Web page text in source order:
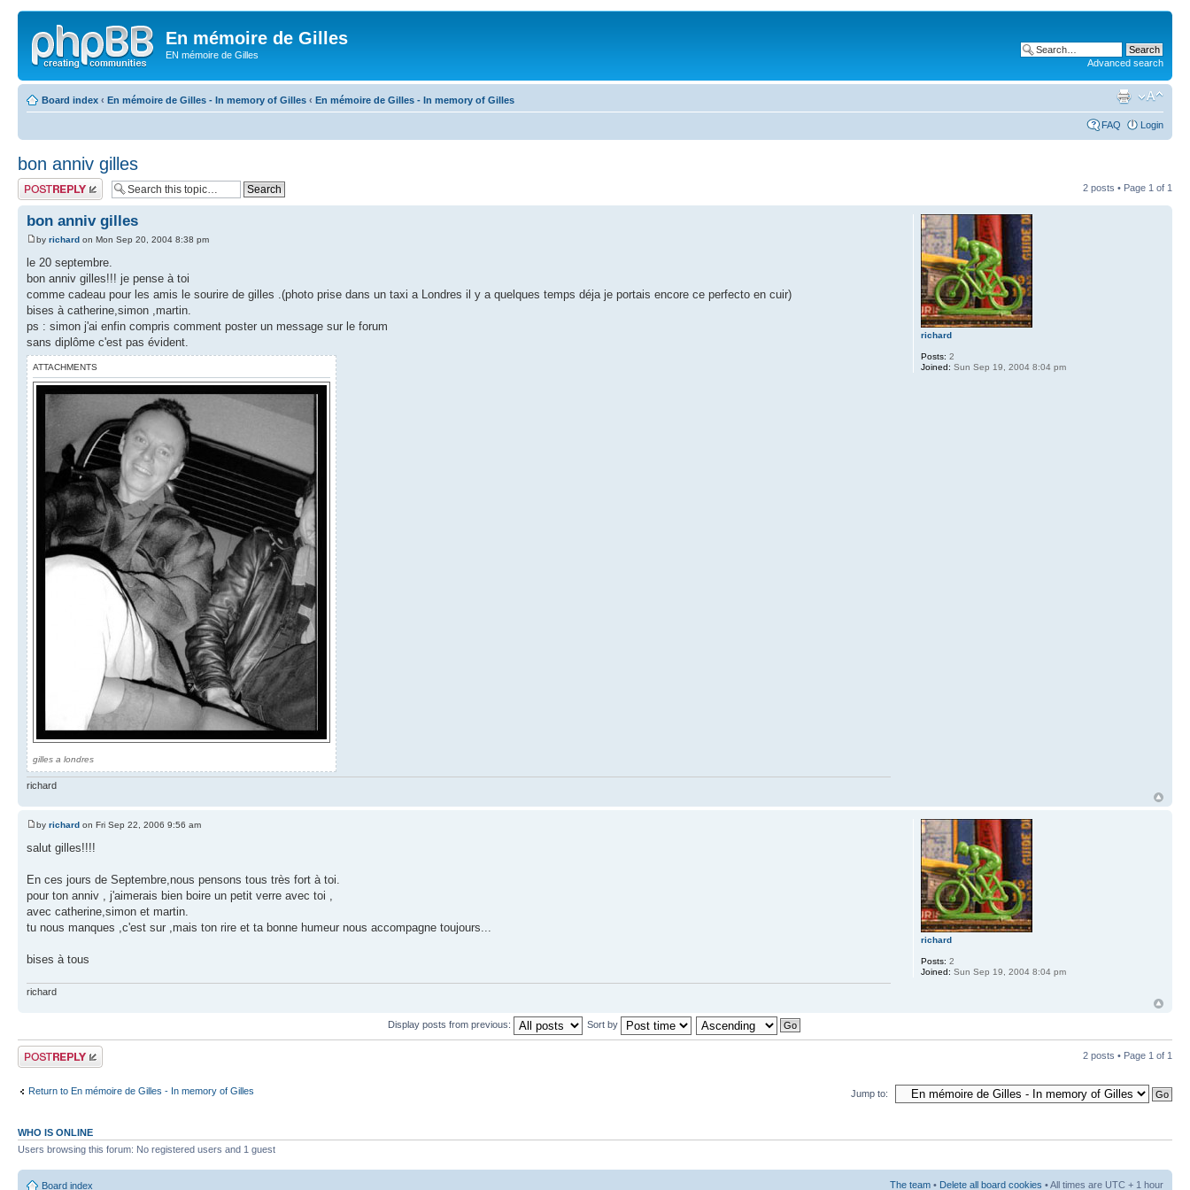
En mémoire de Gilles
EN mémoire de Gilles
Advanced search
Board index ‹ En mémoire de Gilles - In memory of Gilles ‹ En mémoire de Gilles - In memory of Gilles
FAQ Login
bon anniv gilles
Post a reply 2 posts • Page 1 of 1
bon anniv gilles
by richard on Mon Sep 20, 2004 8:38 pm
le 20 septembre.
bon anniv gilles!!! je pense à toi
comme cadeau pour les amis le sourire de gilles .(photo prise dans un taxi a Londres il y a quelques temps déja je portais encore ce perfecto en cuir)
bises à catherine,simon ,martin.
ps : simon j'ai enfin compris comment poster un message sur le forum
sans diplôme c'est pas évident.
ATTACHMENTS
gilles a londres
richard
richard
Posts: 2
Joined: Sun Sep 19, 2004 8:04 pm
by richard on Fri Sep 22, 2006 9:56 am
salut gilles!!!!
En ces jours de Septembre,nous pensons tous très fort à toi.
pour ton anniv , j'aimerais bien boire un petit verre avec toi ,
avec catherine,simon et martin.
tu nous manques ,c'est sur ,mais ton rire et ta bonne humeur nous accompagne toujours...
bises à tous
richard
richard
Posts: 2
Joined: Sun Sep 19, 2004 8:04 pm
Display posts from previous: Sort by
Post a reply 2 posts • Page 1 of 1
Return to En mémoire de Gilles - In memory of Gilles Jump to:
WHO IS ONLINE
Users browsing this forum: No registered users and 1 guest
Board index The team • Delete all board cookies • All times are UTC + 1 hour